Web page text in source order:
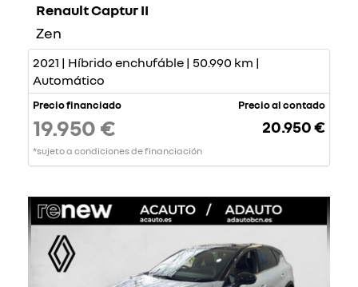
Renault Captur II
Zen
2021 | Híbrido enchufáble | 50.990 km |
Automático
Precio financiado
19.950 €
*sujeto a condiciones de financiación
Precio al contado
20.950 €